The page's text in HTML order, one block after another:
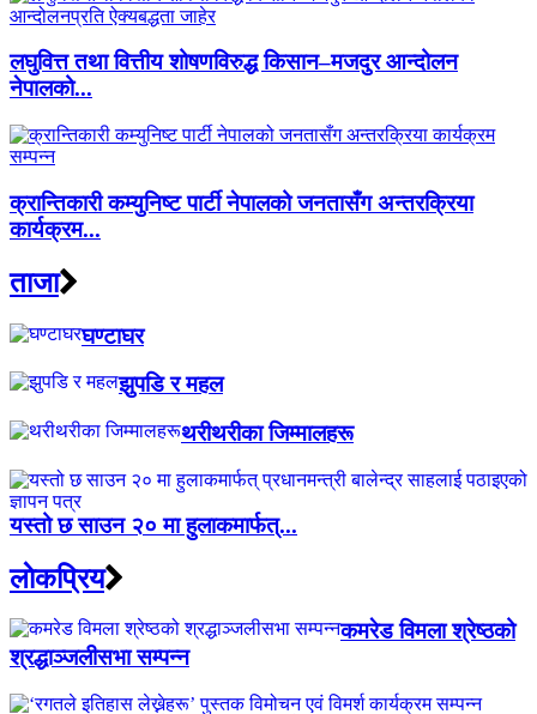
लघुवित्त तथा वित्तीय शोषणविरुद्ध किसान–मजदुर आन्दोलन
नेपालको...
क्रान्तिकारी कम्युनिष्ट पार्टी नेपालको जनतासँग अन्तरक्रिया
कार्यक्रम...
ताजा
घण्टाघर
झुपडि र महल
थरीथरीका जिम्मालहरू
यस्तो छ साउन २० मा हुलाकमार्फत्...
लाेकप्रिय
कमरेड विमला श्रेष्ठको
श्रद्धाञ्जलीसभा सम्पन्न